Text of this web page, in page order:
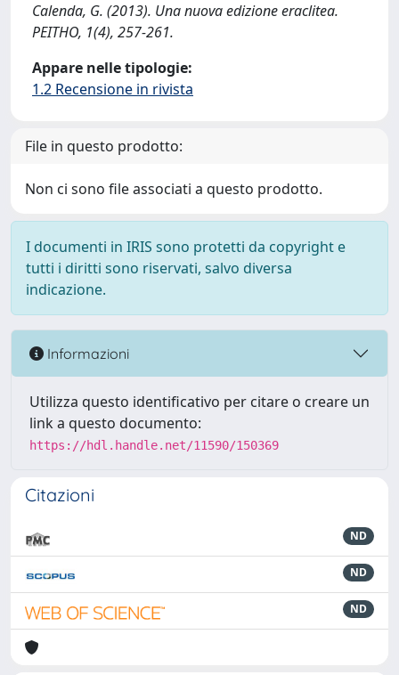
Calenda, G. (2013). Una nuova edizione eraclitea.
PEITHO, 1(4), 257-261.
Appare nelle tipologie:
1.2 Recensione in rivista
File in questo prodotto:
Non ci sono file associati a questo prodotto.
I documenti in IRIS sono protetti da copyright e
tutti i diritti sono riservati, salvo diversa
indicazione.
Informazioni
Utilizza questo identificativo per citare o creare un
link a questo documento:
https://hdl.handle.net/11590/150369
Citazioni
ND
ND
ND